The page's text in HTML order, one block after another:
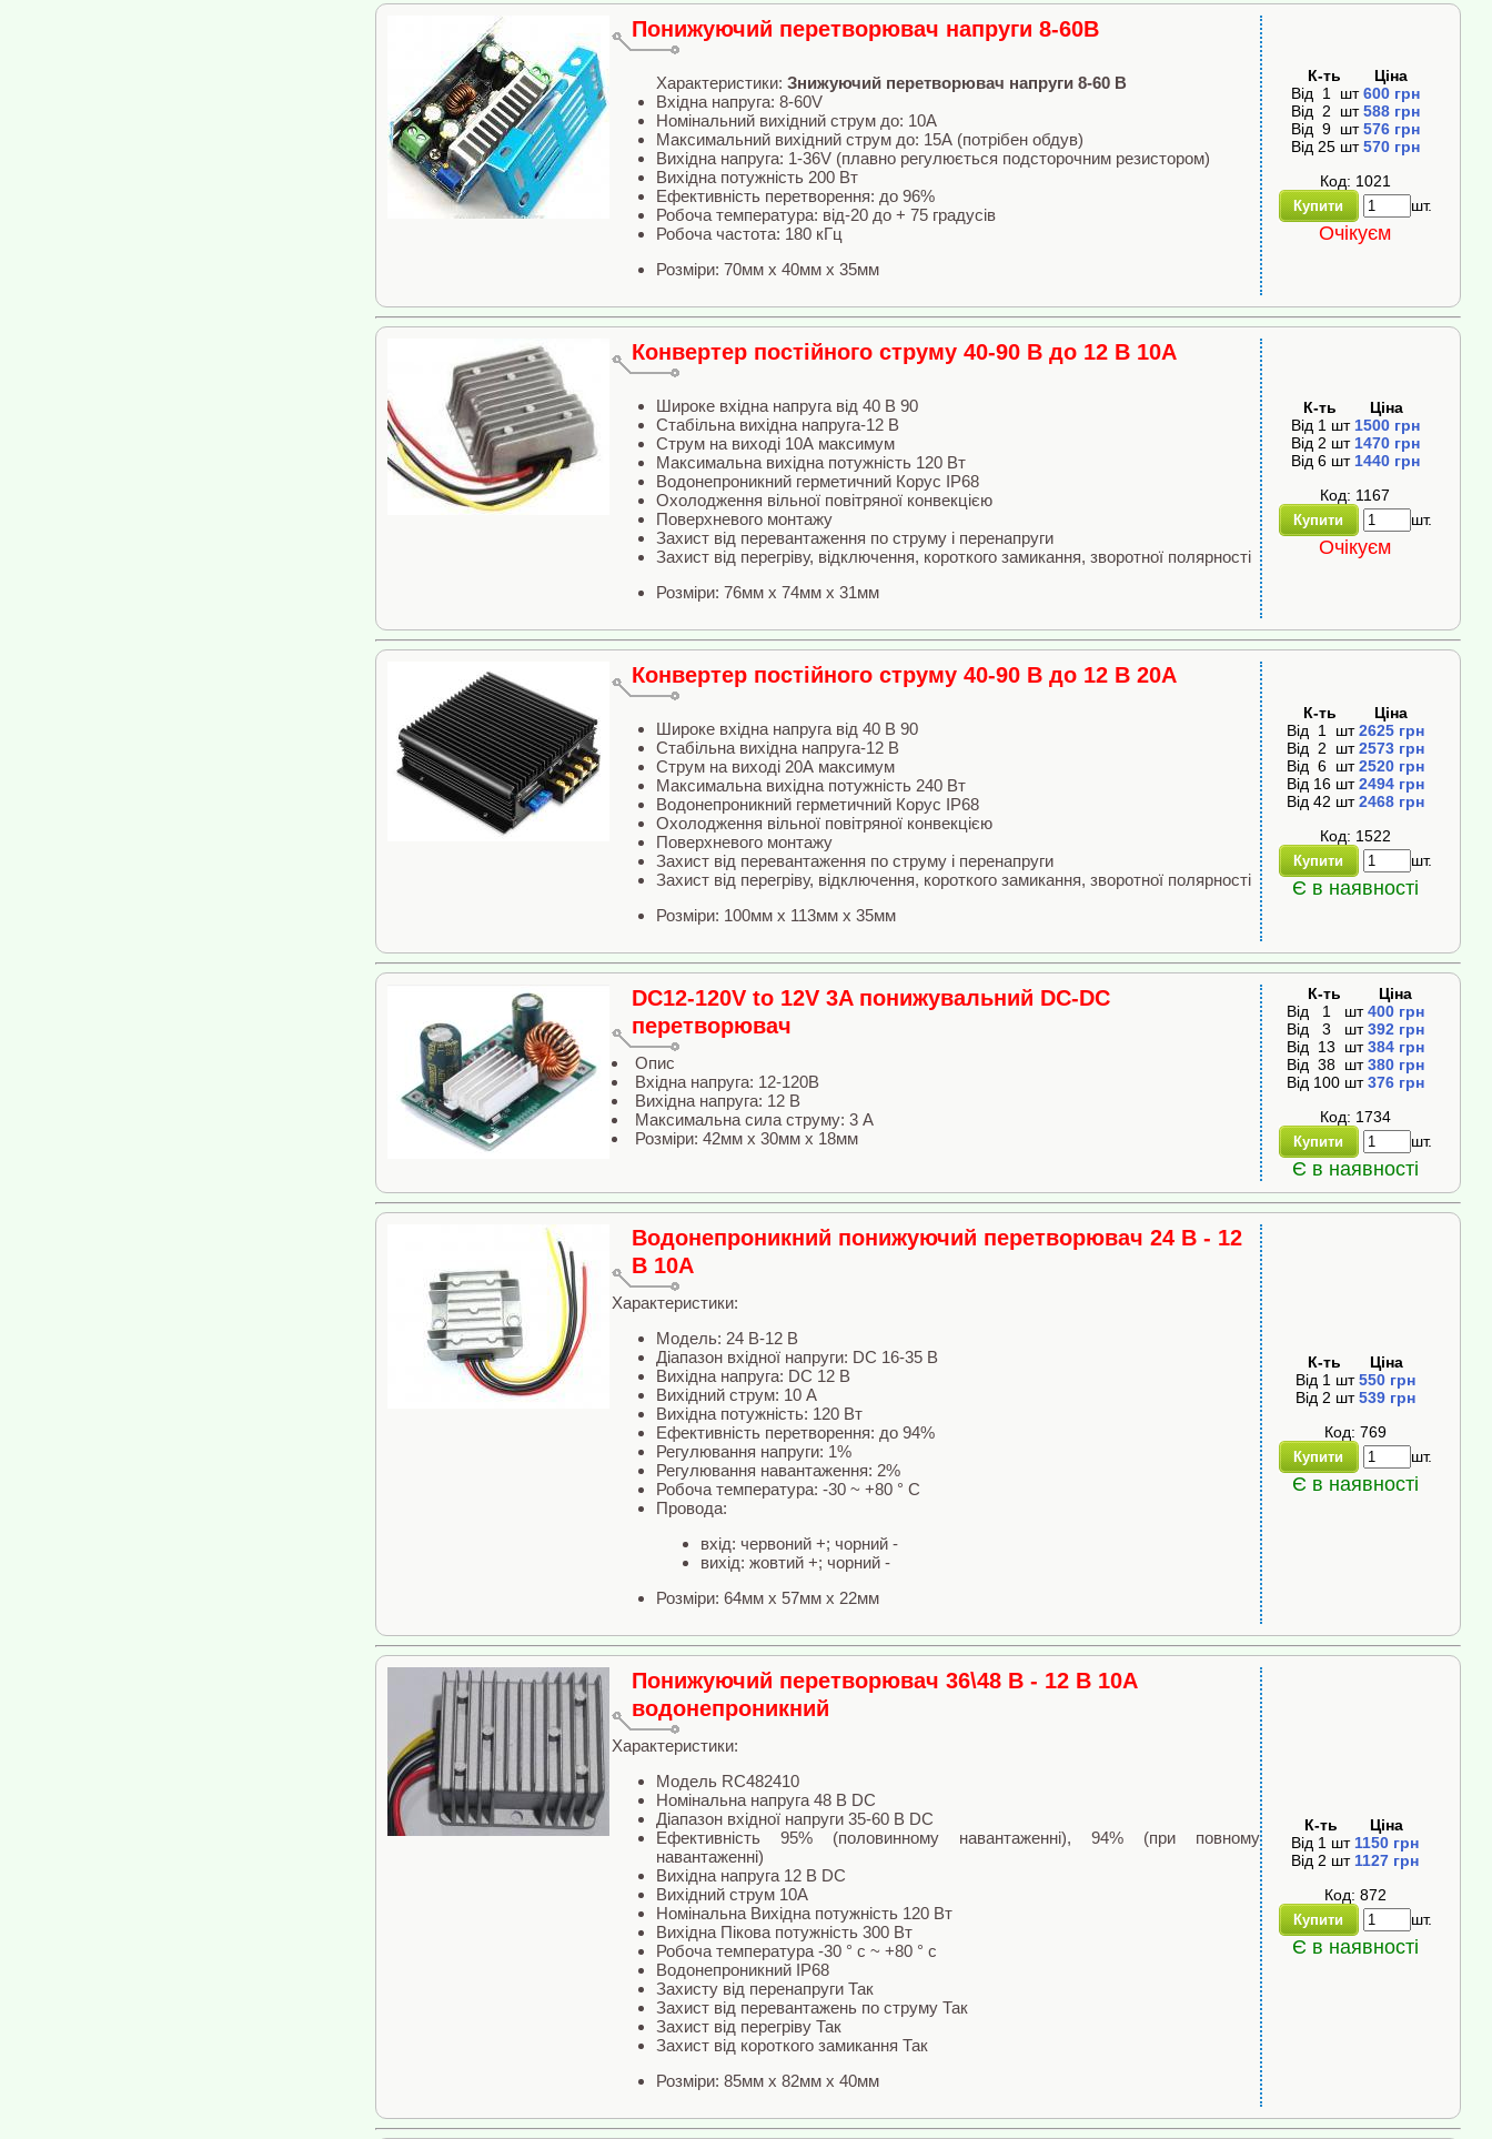
Понижуючий перетворювач напруги 8-60В
Характеристики: Знижуючий перетворювач напруги 8-60 В
Вхідна напруга: 8-60V
Номінальний вихідний струм до: 10А
Максимальний вихідний струм до: 15А (потрібен обдув)
Вихідна напруга: 1-36V (плавно регулюється подсторочним резистором)
Вихідна потужність 200 Вт
Ефективність перетворення: до 96%
Робоча температура: від-20 до + 75 градусів
Робоча частота: 180 кГц
Розміри: 70мм x 40мм x 35мм
К-ть
Ціна
Від
1 шт 600 грн
Від
2 шт 588 грн
Від 9 шт 576 грн
Від 25 шт 570 грн
Код: 1021
Купити шт.
Очікуєм
Конвертер постійного струму 40-90 В до 12 В 10A
Широке вхідна напруга від 40 В 90
Стабільна вихідна напруга-12 В
Струм на виході 10А максимум
Максимальна вихідна потужність 120 Вт
Водонепроникний герметичний Корус IP68
Охолодження вільної повітряної конвекцією
Поверхневого монтажу
Захист від перевантаження по струму і перенапруги
Захист від перегріву, відключення, короткого замикання, зворотної полярності
Розміри: 76мм x 74мм x 31мм
К-ть
Ціна
Від 1 шт 1500 грн
Від 2 шт 1470 грн
Від 6 шт 1440 грн
Код: 1167
Купити шт.
Очікуєм
Конвертер постійного струму 40-90 В до 12 В 20A
Широке вхідна напруга від 40 В 90
Стабільна вихідна напруга-12 В
Струм на виході 20А максимум
Максимальна вихідна потужність 240 Вт
Водонепроникний герметичний Корус IP68
Охолодження вільної повітряної конвекцією
Поверхневого монтажу
Захист від перевантаження по струму і перенапруги
Захист від перегріву, відключення, короткого замикання, зворотної полярності
Розміри: 100мм x 113мм x 35мм
К-ть
Ціна
Від
1 шт 2625 грн
Від
2 шт 2573 грн
Від 6 шт 2520 грн
Від 16 шт 2494 грн
Від 42 шт 2468 грн
Код: 1522
Купити шт.
Є в наявності
DC12-120V to 12V 3A понижувальний DC-DC
перетворювач
Опис
Вхідна напруга: 12-120В
Вихідна напруга: 12 В
Максимальна сила струму: 3 А
Розміри: 42мм x 30мм x 18мм
К-ть
Ціна
Від
1 шт 400 грн
Від
3 шт 392 грн
Від
13 шт 384 грн
Від 38 шт 380 грн
Від 100 шт 376 грн
Код: 1734
Купити шт.
Є в наявності
Водонепроникний понижуючий перетворювач 24 В - 12
В 10А
Характеристики:
Модель: 24 В-12 В
Діапазон вхідної напруги: DC 16-35 В
Вихідна напруга: DC 12 В
Вихідний струм: 10 А
Вихідна потужність: 120 Вт
Ефективність перетворення: до 94%
Регулювання напруги: 1%
Регулювання навантаження: 2%
Робоча температура: -30 ~ +80 ° С
Провода:
вхід: червоний +; чорний -
вихід: жовтий +; чорний -
Розміри: 64мм x 57мм x 22мм
К-ть
Ціна
Від 1 шт 550 грн
Від 2 шт 539 грн
Код: 769
Купити шт.
Є в наявності
Понижуючий перетворювач 36\48 В - 12 В 10А
водонепроникний
Характеристики:
Модель RC482410
Номінальна напруга 48 В DC
Діапазон вхідної напруги 35-60 В DC
Ефективність 95% (половинному навантаженні), 94% (при повному
навантаженні)
Вихідна напруга 12 В DC
Вихідний струм 10A
Номінальна Вихідна потужність 120 Вт
Вихідна Пікова потужність 300 Вт
Робоча температура -30 ° c ~ +80 ° c
Водонепроникний IP68
Захисту від перенапруги Так
Захист від перевантажень по струму Так
Захист від перегріву Так
Захист від короткого замикання Так
Розміри: 85мм x 82мм x 40мм
К-ть
Ціна
Від 1 шт 1150 грн
Від 2 шт 1127 грн
Код: 872
Купити шт.
Є в наявності